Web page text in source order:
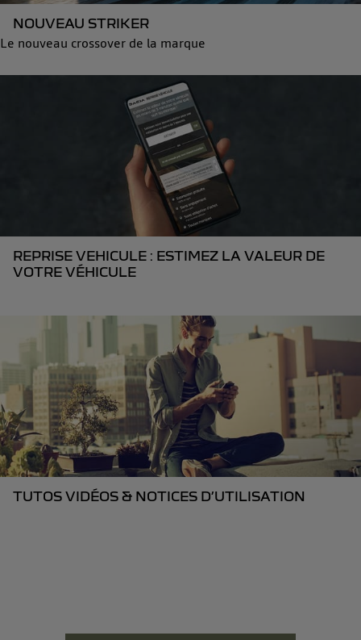
NOUVEAU STRIKER
Le nouveau crossover de la marque
REPRISE VEHICULE : ESTIMEZ LA VALEUR DE
VOTRE VÉHICULE
TUTOS VIDÉOS & NOTICES D’UTILISATION